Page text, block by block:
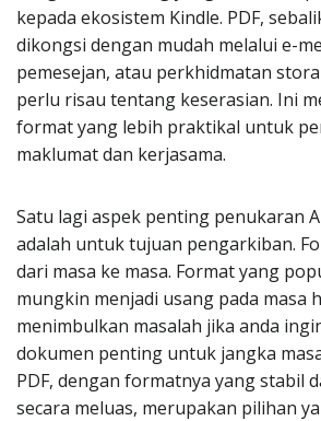
kepada ekosistem Kindle. PDF,
dikongsi dengan mudah melalui e-
pemesejan, atau perkhidmatan
perlu risau tentang keserasian. Ini
format yang lebih praktikal untuk
maklumat dan kerjasama.
Satu lagi aspek penting penukaran
adalah untuk tujuan pengarkiban.
dari masa ke masa. Format yang
mungkin menjadi usang pada masa
menimbulkan masalah jika anda
dokumen penting untuk jangka
PDF, dengan formatnya yang stabil
secara meluas, merupakan pilihan